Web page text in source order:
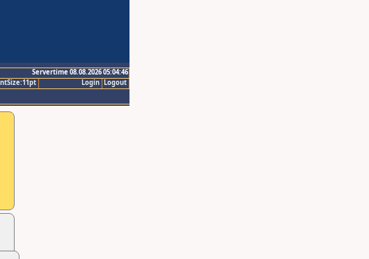
Servertime 08.08.2026 05:04:46
Logout
Login